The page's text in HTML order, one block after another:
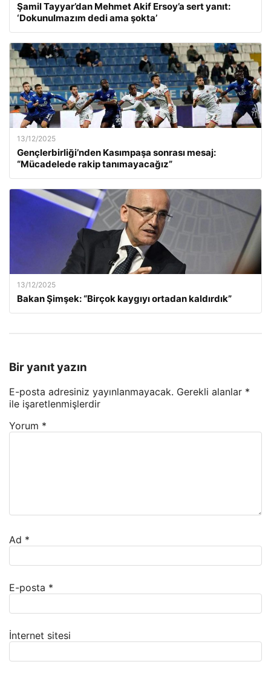
Şamil Tayyar’dan Mehmet Akif Ersoy’a sert yanıt:
‘Dokunulmazım dedi ama şokta’
13/12/2025
Gençlerbirliği’nden Kasımpaşa sonrası mesaj:
“Mücadelede rakip tanımayacağız”
13/12/2025
Bakan Şimşek: “Birçok kaygıyı ortadan kaldırdık”
Bir yanıt yazın
E-posta adresiniz yayınlanmayacak. Gerekli alanlar *
ile işaretlenmişlerdir
Yorum *
Ad *
E-posta *
İnternet sitesi